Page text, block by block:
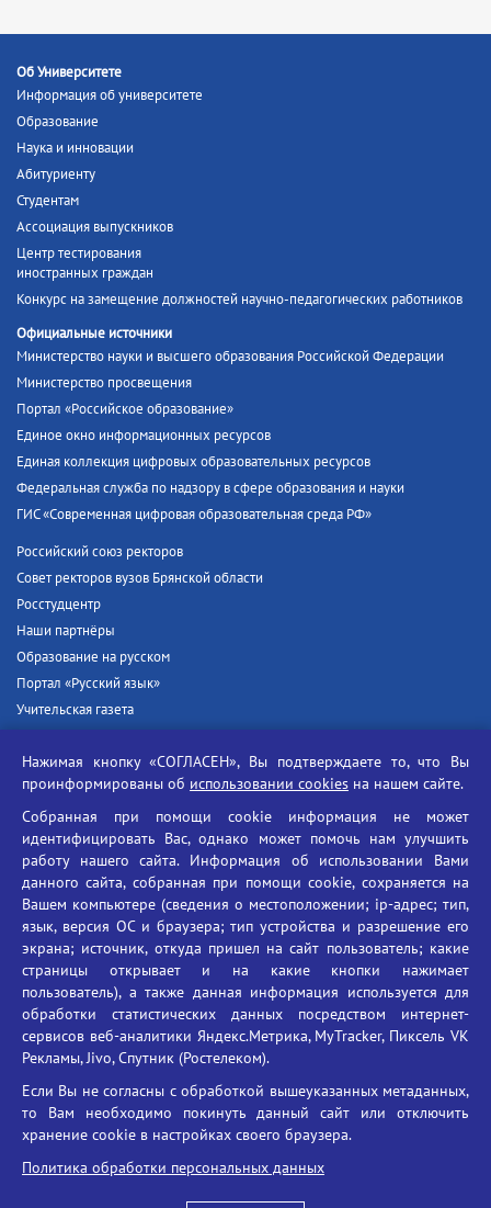
Об Университете
Информация об университете
Образование
Наука и инновации
Абитуриенту
Студентам
Ассоциация выпускников
Центр тестирования
иностранных граждан
Конкурс на замещение должностей научно-педагогических работников
Официальные источники
Министерство науки и высшего образования Российской Федерации
Министерство просвещения
Портал «Российское образование»
Единое окно информационных ресурсов
Единая коллекция цифровых образовательных ресурсов
Федеральная служба по надзору в сфере образования и науки
ГИС «Современная цифровая образовательная среда РФ»
Российский союз ректоров
Совет ректоров вузов Брянской области
Росстудцентр
Наши партнёры
Образование на русском
Портал «Русский язык»
Учительская газета
Единый портал государственных услуг
Противодействие угрозам информационной безопасности
Социальные ролики - Генеральная прокуратура РФ
Противодействие коррупции
БГУ против наркотиков
Брянский государственный университет
имени академика И.Г. Петровского
Время работы: пн-пт 09:00-18:00
E-mail: bryanskgu@mail.ru
Телефон: +7(4832)58-90-85
Нажимая кнопку «СОГЛАСЕН», Вы подтверждаете то, что Вы
проинформированы об использовании cookies на нашем сайте.
Собранная при помощи cookie информация не может
идентифицировать Вас, однако может помочь нам улучшить
работу нашего сайта. Информация об использовании Вами
данного сайта, собранная при помощи cookie, сохраняется на
Вашем компьютере (сведения о местоположении; ip-адрес; тип,
язык, версия ОС и браузера; тип устройства и разрешение его
экрана; источник, откуда пришел на сайт пользователь; какие
страницы открывает и на какие кнопки нажимает
пользователь), а также данная информация используется для
обработки статистических данных посредством интернет-
сервисов веб-аналитики Яндекс.Метрика, MyTracker, Пиксель VK
Рекламы, Jivo, Спутник (Ростелеком).
Если Вы не согласны с обработкой вышеуказанных метаданных,
то Вам необходимо покинуть данный сайт или отключить
хранение cookie в настройках своего браузера.
Политика обработки персональных данных